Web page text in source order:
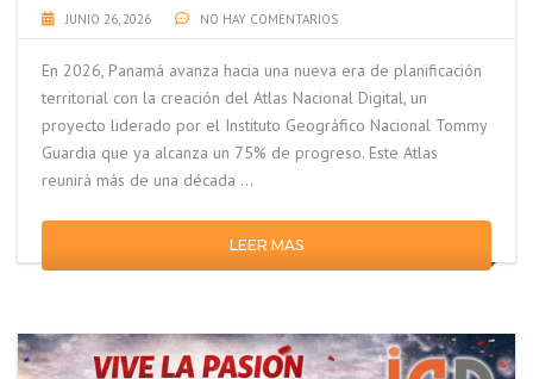
JUNIO 26, 2026 NO HAY COMENTARIOS
En 2026, Panamá avanza hacia una nueva era de planificación
territorial con la creación del Atlas Nacional Digital, un
proyecto liderado por el Instituto Geográfico Nacional Tommy
Guardia que ya alcanza un 75% de progreso. Este Atlas
reunirá más de una década …
LEER MAS